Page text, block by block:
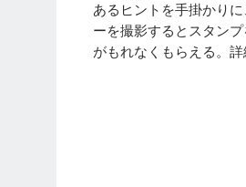
あるヒントを手掛かり
ーを撮影するとスタン
がもれなくもらえる。詳